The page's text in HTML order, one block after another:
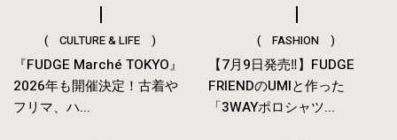
( CULTURE & LIFE )
『FUDGE Marché TOKYO』
2026年も開催決定！古着や
フリマ、ハ...
( FASHION )
【7月9日発売‼︎】FUDGE
FRIENDのUMIと作った
「3WAYポロシャツ...